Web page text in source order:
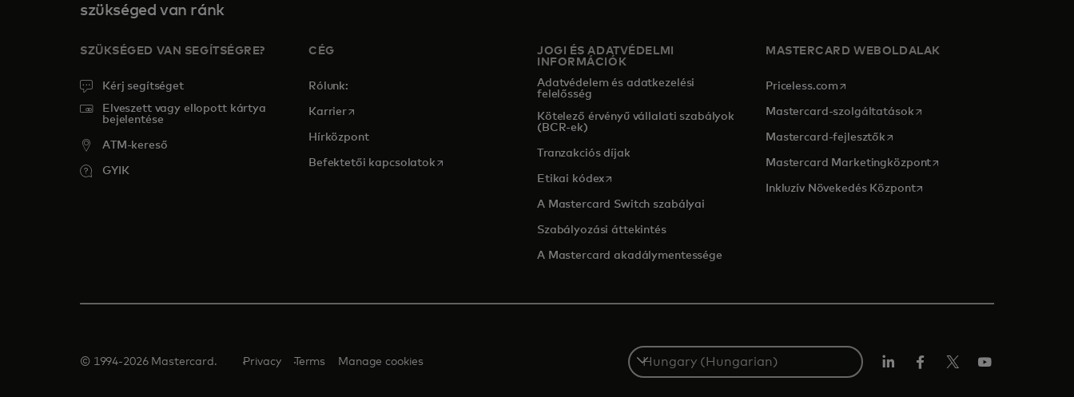
szükséged van ránk
SZÜKSÉGED VAN SEGÍTSÉGRE?
Kérj segítséget
Elveszett vagy ellopott kártya
bejelentése
ATM-kereső
GYIK
CÉG
Rólunk:
Karrieropens in a new tab
Hírközpont
Befektetői kapcsolatokopens in a new tab
JOGI ÉS ADATVÉDELMI
INFORMÁCIÓK
Adatvédelem és adatkezelési
felelősség
Kötelező érvényű vállalati szabályok
(BCR-ek)
Tranzakciós díjak
Etikai kódexopens in a new tab
A Mastercard Switch szabályai
Szabályozási áttekintés
A Mastercard akadálymentessége
MASTERCARD WEBOLDALAK
Priceless.com opens in a new tab
Mastercard-szolgáltatásokopens in a new tab
Mastercard-fejlesztők opens in a new tab
Mastercard Marketingközpontopens in a new tab
Inkluzív Növekedés Központopens in a new tab
© 1994-2026 Mastercard. Privacy Terms Manage cookies
Select
a
country